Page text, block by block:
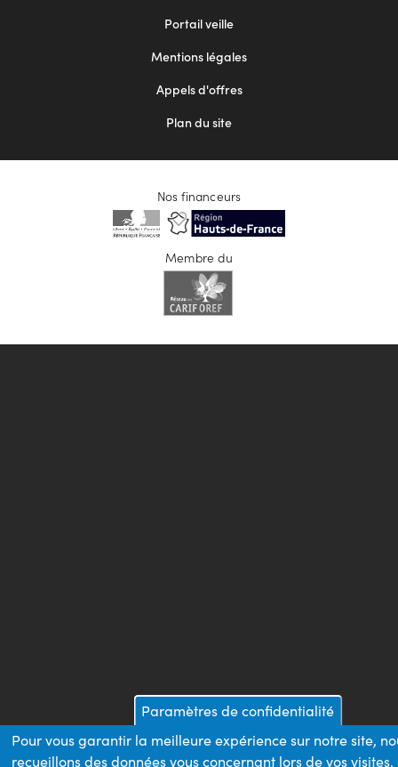
Portail veille
Mentions légales
Appels d'offres
Plan du site
Nos financeurs
Membre du
Paramètres de confidentialité
Pour vous garantir la meilleure expérience sur notre site,
recueillons des données vous concernant lors de vos visites.